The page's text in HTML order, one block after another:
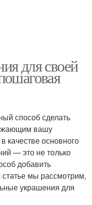
для своей
способ сделать
вашу
качестве основного
— это не только
добавить
мы рассмотрим,
украшения для